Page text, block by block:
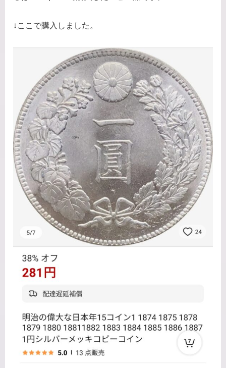
↓ここで購入しました。